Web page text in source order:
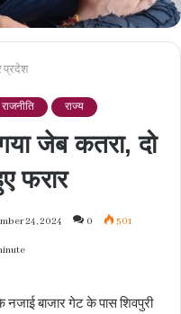
प्रदेश
राजनीति राज्य
जेब कतरा, दो
फरार
24, 2024 0 501
नजाई बाजार गेट के पास शिवपुरी